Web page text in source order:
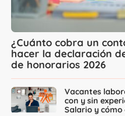
¿Cuánto cobra un
hacer la declaración
de honorarios 2026
Vacantes
con y sin
Salario y